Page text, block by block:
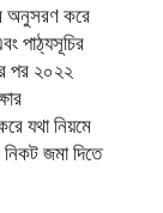
অনুসরণ করে
পাঠ্যসূচির
পর ২০২২
যথা নিয়মে
নিকট জমা দিতে